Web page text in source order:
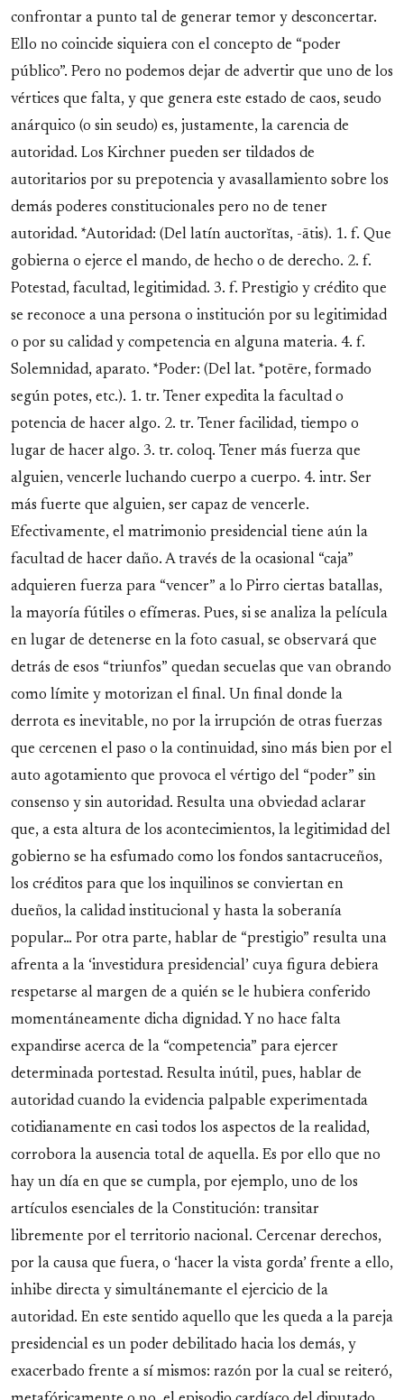
confrontar a punto tal de generar temor y desconcertar.
Ello no coincide siquiera con el concepto de “poder
público”. Pero no podemos dejar de advertir que uno de los
vértices que falta, y que genera este estado de caos, seudo
anárquico (o sin seudo) es, justamente, la carencia de
autoridad. Los Kirchner pueden ser tildados de
autoritarios por su prepotencia y avasallamiento sobre los
demás poderes constitucionales pero no de tener
autoridad. *Autoridad: (Del latín auctorĭtas, -ātis). 1. f. Que
gobierna o ejerce el mando, de hecho o de derecho. 2. f.
Potestad, facultad, legitimidad. 3. f. Prestigio y crédito que
se reconoce a una persona o institución por su legitimidad
o por su calidad y competencia en alguna materia. 4. f.
Solemnidad, aparato. *Poder: (Del lat. *potēre, formado
según potes, etc.). 1. tr. Tener expedita la facultad o
potencia de hacer algo. 2. tr. Tener facilidad, tiempo o
lugar de hacer algo. 3. tr. coloq. Tener más fuerza que
alguien, vencerle luchando cuerpo a cuerpo. 4. intr. Ser
más fuerte que alguien, ser capaz de vencerle.
Efectivamente, el matrimonio presidencial tiene aún la
facultad de hacer daño. A través de la ocasional “caja”
adquieren fuerza para “vencer” a lo Pirro ciertas batallas,
la mayoría fútiles o efímeras. Pues, si se analiza la película
en lugar de detenerse en la foto casual, se observará que
detrás de esos “triunfos” quedan secuelas que van obrando
como límite y motorizan el final. Un final donde la
derrota es inevitable, no por la irrupción de otras fuerzas
que cercenen el paso o la continuidad, sino más bien por el
auto agotamiento que provoca el vértigo del “poder” sin
consenso y sin autoridad. Resulta una obviedad aclarar
que, a esta altura de los acontecimientos, la legitimidad del
gobierno se ha esfumado como los fondos santacruceños,
los créditos para que los inquilinos se conviertan en
dueños, la calidad institucional y hasta la soberanía
popular… Por otra parte, hablar de “prestigio” resulta una
afrenta a la ‘investidura presidencial’ cuya figura debiera
respetarse al margen de a quién se le hubiera conferido
momentáneamente dicha dignidad. Y no hace falta
expandirse acerca de la “competencia” para ejercer
determinada portestad. Resulta inútil, pues, hablar de
autoridad cuando la evidencia palpable experimentada
cotidianamente en casi todos los aspectos de la realidad,
corrobora la ausencia total de aquella. Es por ello que no
hay un día en que se cumpla, por ejemplo, uno de los
artículos esenciales de la Constitución: transitar
libremente por el territorio nacional. Cercenar derechos,
por la causa que fuera, o ‘hacer la vista gorda’ frente a ello,
inhibe directa y simultánemante el ejercicio de la
autoridad. En este sentido aquello que les queda a la pareja
presidencial es un poder debilitado hacia los demás, y
exacerbado frente a sí mismos: razón por la cual se reiteró,